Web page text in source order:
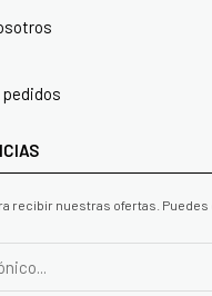
recibir nuestras ofertas. Puedes